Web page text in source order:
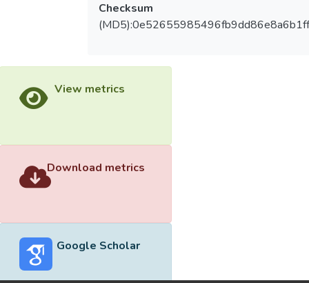
Checksum
View metrics
Download metrics
Google Scholar